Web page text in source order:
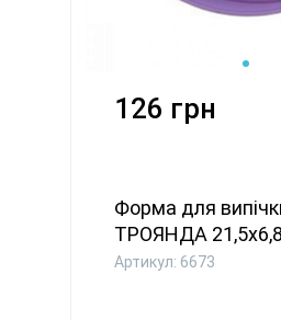
126 грн
Форма для
ТРОЯНДА
Артикул: 6673